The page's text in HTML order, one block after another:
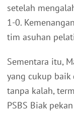
setelah
1-0.
tim asuhan
Sementara itu,
yang cukup
tanpa kalah,
PSBS Biak